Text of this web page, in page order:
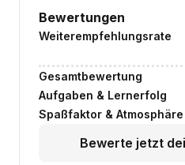
Bewertungen
Weiterempfehlungsrate
Gesamtbewertung
Aufgaben & Lernerfolg
Spaßfaktor & Atmosphäre
Bewerte jetzt